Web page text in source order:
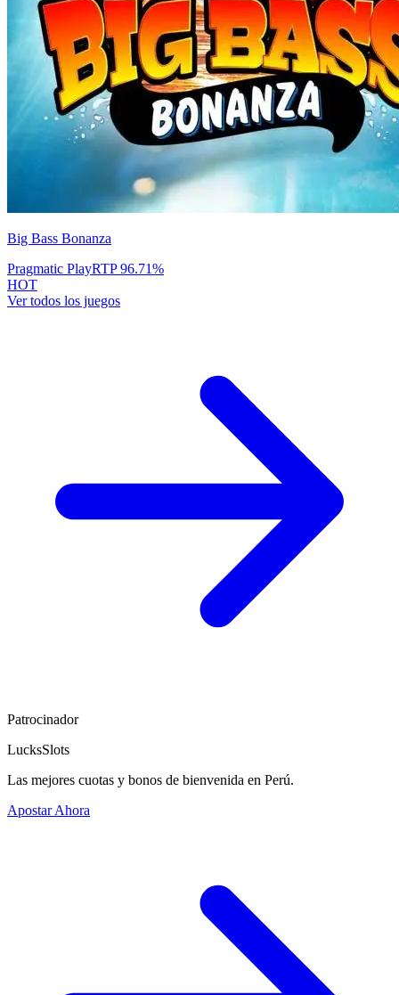
Big Bass Bonanza
Pragmatic PlayRTP96.71%
HOT
Ver todos los juegos
Patrocinador
LucksSlots
Las mejores cuotas y bonos de bienvenida en Perú.
Apostar Ahora